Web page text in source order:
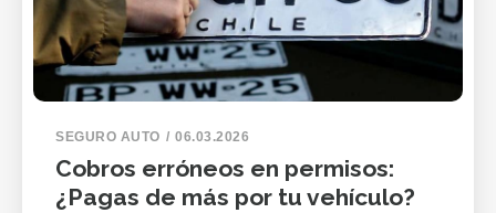
SEGURO AUTO 06.03.2026
Cobros erróneos en permisos:
¿Pagas de más por tu vehículo?